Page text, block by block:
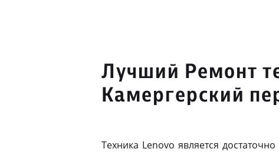
Лучший Ремонт
Камергерский
Техника Lenovo является